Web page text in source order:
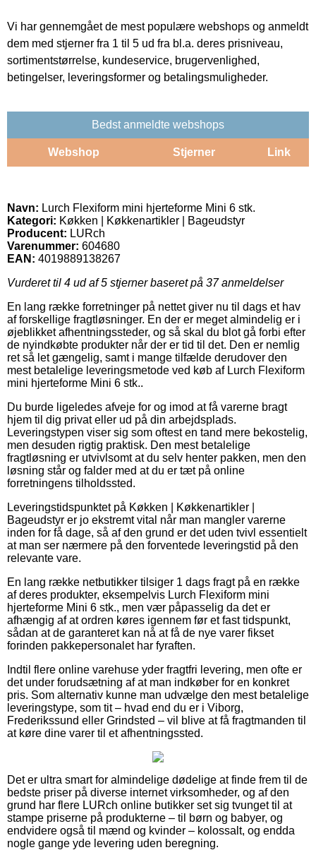
Vi har gennemgået de mest populære webshops og anmeldt
dem med stjerner fra 1 til 5 ud fra bl.a. deres prisniveau,
sortimentstørrelse, kundeservice, brugervenlighed,
betingelser, leveringsformer og betalingsmuligheder.
Bedst anmeldte webshops
Webshop Stjerner Link
Navn: Lurch Flexiform mini hjerteforme Mini 6 stk.
Kategori: Køkken | Køkkenartikler | Bageudstyr
Producent: LURch
Varenummer: 604680
EAN: 4019889138267
Vurderet til 4 ud af 5 stjerner baseret på 37anmeldelser
En lang række forretninger på nettet giver nu til dags et hav
af forskellige fragtløsninger. En der er meget almindelig er i
øjeblikket afhentningssteder, og så skal du blot gå forbi efter
de nyindkøbte produkter når der er tid til det. Den er nemlig
ret så let gængelig, samt i mange tilfælde derudover den
mest betalelige leveringsmetode ved køb af Lurch Flexiform
mini hjerteforme Mini 6 stk..
Du burde ligeledes afveje for og imod at få varerne bragt
hjem til dig privat eller ud på din arbejdsplads.
Leveringstypen viser sig som oftest en tand mere bekostelig,
men desuden rigtig praktisk. Den mest betalelige
fragtløsning er utvivlsomt at du selv henter pakken, men den
løsning står og falder med at du er tæt på online
forretningens tilholdssted.
Leveringstidspunktet på Køkken | Køkkenartikler |
Bageudstyr er jo ekstremt vital når man mangler varerne
inden for få dage, så af den grund er det uden tvivl essentielt
at man ser nærmere på den forventede leveringstid på den
relevante vare.
En lang række netbutikker tilsiger 1 dags fragt på en række
af deres produkter, eksempelvis Lurch Flexiform mini
hjerteforme Mini 6 stk., men vær påpasselig da det er
afhængig af at ordren køres igennem før et fast tidspunkt,
sådan at de garanteret kan nå at få de nye varer fikset
forinden pakkepersonalet har fyraften.
Indtil flere online varehuse yder fragtfri levering, men ofte er
det under forudsætning af at man indkøber for en konkret
pris. Som alternativ kunne man udvælge den mest betalelige
leveringstype, som tit – hvad end du er i Viborg,
Frederikssund eller Grindsted – vil blive at få fragtmanden til
at køre dine varer til et afhentningssted.
Det er ultra smart for almindelige dødelige at finde frem til de
bedste priser på diverse internet virksomheder, og af den
grund har flere LURch online butikker set sig tvunget til at
stampe priserne på produkterne – til børn og babyer, og
endvidere også til mænd og kvinder – kolossalt, og endda
nogle gange yde levering uden beregning.